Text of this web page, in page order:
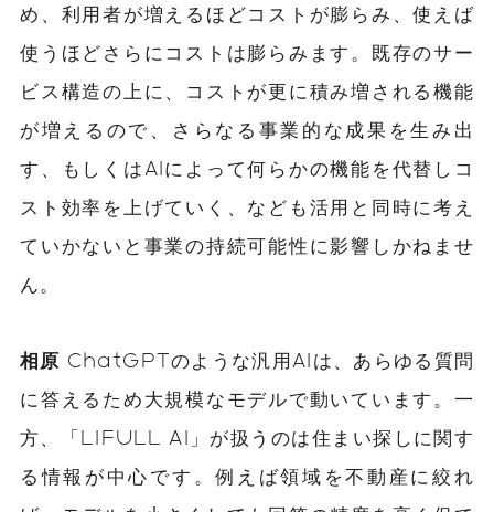
め、利用者が増えるほどコストが膨らみ、使えば
使うほどさらにコストは膨らみます。既存のサー
ビス構造の上に、コストが更に積み増される機能
が増えるので、さらなる事業的な成果を生み出
す、もしくはAIによって何らかの機能を代替しコ
スト効率を上げていく、なども活用と同時に考え
ていかないと事業の持続可能性に影響しかねませ
ん。
相原 ChatGPTのような汎用AIは、あらゆる質問
に答えるため大規模なモデルで動いています。一
方、「LIFULL AI」が扱うのは住まい探しに関す
る情報が中心です。例えば領域を不動産に絞れ